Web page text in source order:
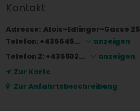
Kontakt
Adresse: Alois-Edlinger-Gasse 25
Telefon: +436645...
anzeigen
Telefon 2: +436502...
anzeigen
Zur Karte
Zur Anfahrtsbeschreibung